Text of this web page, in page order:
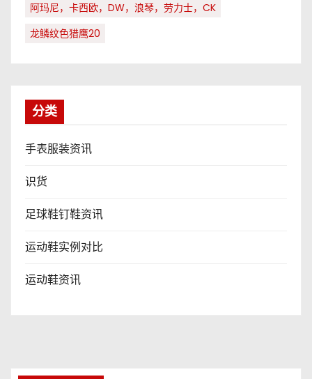
阿玛尼，卡西欧，DW，浪琴，劳力士，CK
龙鳞纹色猎鹰20
分类
手表服装资讯
识货
足球鞋钉鞋资讯
运动鞋实例对比
运动鞋资讯